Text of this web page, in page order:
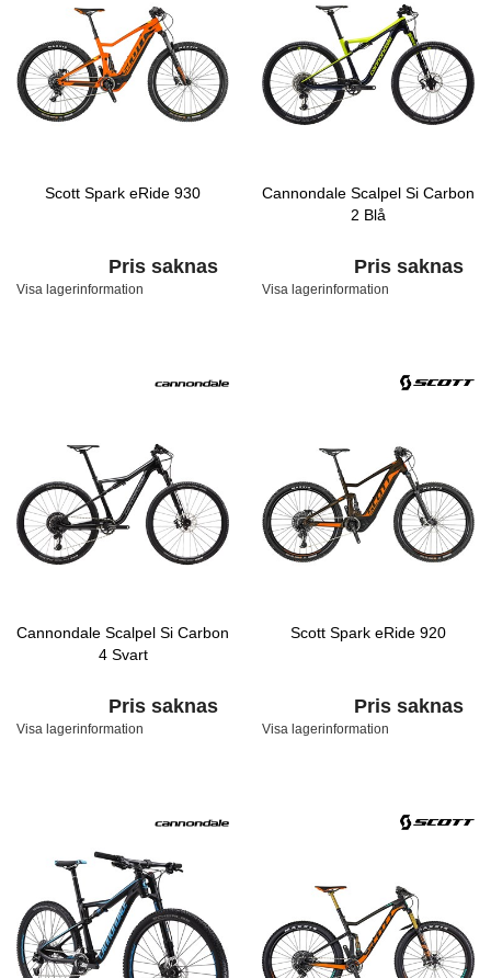
Scott Spark eRide 930
Pris saknas
Visa lagerinformation
Cannondale Scalpel Si Carbon
2 Blå
Pris saknas
Visa lagerinformation
Cannondale Scalpel Si Carbon
4 Svart
Pris saknas
Visa lagerinformation
Scott Spark eRide 920
Pris saknas
Visa lagerinformation